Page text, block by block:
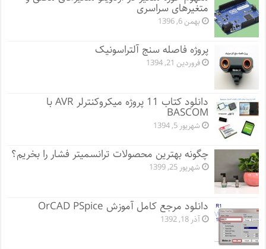
متغیرهای سراسری
بهمن 6, 1396
پروژه فاصله سنج آلتراسونیک
فروردین 21, 1394
دانلود کتاب 11 پروژه میکروکنترلر AVR با
BASCOM
شهریور 5, 1394
چگونه بهترین محصولات ترانسمیتر فشار را بخریم؟
شهریور 25, 1399
دانلود مرجع کامل آموزش OrCAD PSpice
آذر 18, 1392